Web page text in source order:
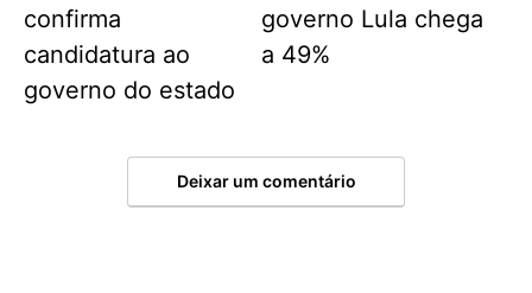
confirma
candidatura ao
governo do estado
governo Lula chega
a 49%
Deixar um comentário